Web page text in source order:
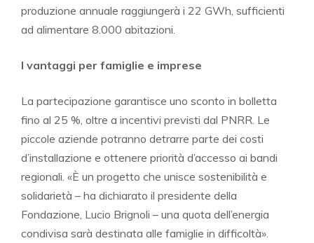
produzione annuale raggiungerà i 22 GWh, sufficienti
ad alimentare 8.000 abitazioni.
I vantaggi per famiglie e imprese
La partecipazione garantisce uno sconto in bolletta
fino al 25 %, oltre a incentivi previsti dal PNRR. Le
piccole aziende potranno detrarre parte dei costi
d’installazione e ottenere priorità d’accesso ai bandi
regionali. «È un progetto che unisce sostenibilità e
solidarietà – ha dichiarato il presidente della
Fondazione, Lucio Brignoli – una quota dell’energia
condivisa sarà destinata alle famiglie in difficoltà».